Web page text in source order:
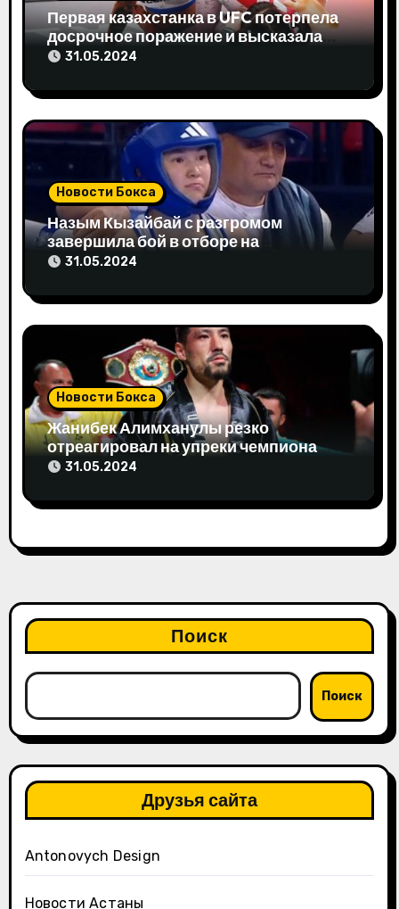
а
и
с
я
м
Первая казахстанка в UFC потерпела
досрочное поражение и высказала
свое мнение
31.05.2024
Новости Бокса
Назым Кызайбай с разгромом
завершила бой в отборе на
Олимпиаду-2024
31.05.2024
Новости Бокса
Жанибек Алимханулы резко
отреагировал на упреки чемпиона
мира
31.05.2024
Поиск
Поиск
Друзья сайта
Antonovych Design
Новости Астаны